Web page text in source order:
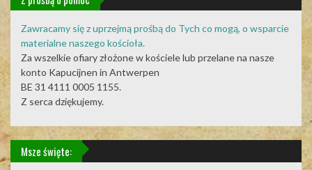
Zawracamy się z uprzejmą prośbą do Tych co mogą, o wsparcie
materialne naszego kościoła.
Za wszelkie ofiary złożone w kościele lub przelane na nasze
konto Kapucijnen in Antwerpen
BE 31 4111 0005 1155.
Z serca dziękujemy.
Msze święte: